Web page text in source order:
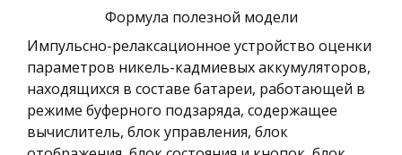
Формула полезной модели
Импульсно-релаксационное устройство оценки
параметров никель-кадмиевых аккумуляторов,
находящихся в составе батареи, работающей в
режиме буферного подзаряда, содержащее
вычислитель, блок управления, блок